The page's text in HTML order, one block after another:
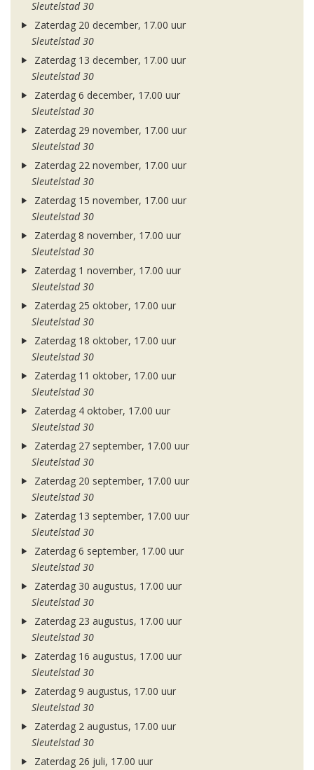
Sleutelstad 30
Zaterdag 20 december, 17.00 uur
Sleutelstad 30
Zaterdag 13 december, 17.00 uur
Sleutelstad 30
Zaterdag 6 december, 17.00 uur
Sleutelstad 30
Zaterdag 29 november, 17.00 uur
Sleutelstad 30
Zaterdag 22 november, 17.00 uur
Sleutelstad 30
Zaterdag 15 november, 17.00 uur
Sleutelstad 30
Zaterdag 8 november, 17.00 uur
Sleutelstad 30
Zaterdag 1 november, 17.00 uur
Sleutelstad 30
Zaterdag 25 oktober, 17.00 uur
Sleutelstad 30
Zaterdag 18 oktober, 17.00 uur
Sleutelstad 30
Zaterdag 11 oktober, 17.00 uur
Sleutelstad 30
Zaterdag 4 oktober, 17.00 uur
Sleutelstad 30
Zaterdag 27 september, 17.00 uur
Sleutelstad 30
Zaterdag 20 september, 17.00 uur
Sleutelstad 30
Zaterdag 13 september, 17.00 uur
Sleutelstad 30
Zaterdag 6 september, 17.00 uur
Sleutelstad 30
Zaterdag 30 augustus, 17.00 uur
Sleutelstad 30
Zaterdag 23 augustus, 17.00 uur
Sleutelstad 30
Zaterdag 16 augustus, 17.00 uur
Sleutelstad 30
Zaterdag 9 augustus, 17.00 uur
Sleutelstad 30
Zaterdag 2 augustus, 17.00 uur
Sleutelstad 30
Zaterdag 26 juli, 17.00 uur